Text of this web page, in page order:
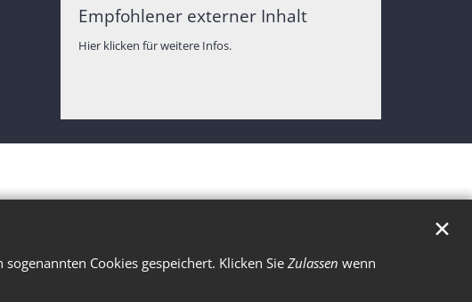
Cookies gespeichert. Klicken Sie Zulassen wenn
✕
Empfohlener externer Inhalt
Hier klicken für weitere Infos.